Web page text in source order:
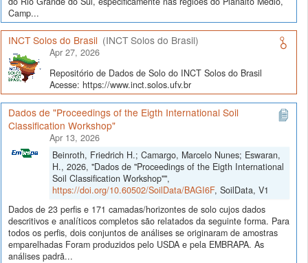
Camp...
INCT Solos do Brasil (INCT Solos do Brasil)
Apr 27, 2026
Repositório de Dados de Solo do INCT Solos do Brasil
Acesse: https://www.inct.solos.ufv.br
Dados de "Proceedings of the Eigth International Soil
Classification Workshop"
Apr 13, 2026
Beinroth, Friedrich H.; Camargo, Marcelo Nunes; Eswaran,
H., 2026, "Dados de "Proceedings of the Eigth International
Soil Classification Workshop"",
https://doi.org/10.60502/SoilData/BAGI6F, SoilData, V1
Dados de 23 perfis e 171 camadas/horizontes de solo cujos dados
descritivos e analíticos completos são relatados da seguinte forma. Para
todos os perfis, dois conjuntos de análises se originaram de amostras
emparelhadas Foram produzidos pelo USDA e pela EMBRAPA. As
análises padrã...